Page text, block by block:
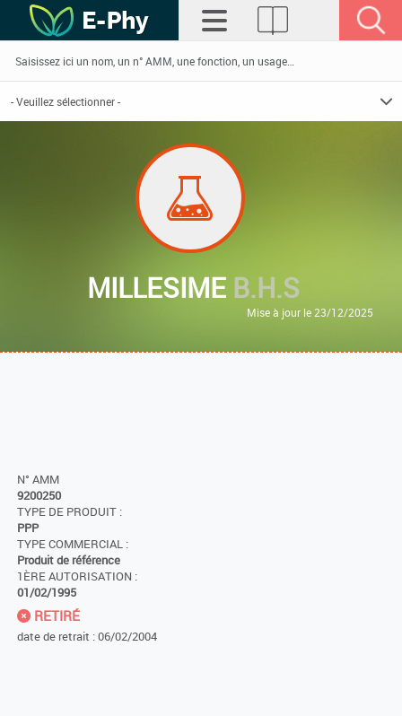
MILLESIME B.H.S
Mise à jour le 23/12/2025
N° AMM
9200250
TYPE DE PRODUIT :
PPP
TYPE COMMERCIAL :
Produit de référence
1ÈRE AUTORISATION :
01/02/1995
RETIRÉ
date de retrait : 06/02/2004